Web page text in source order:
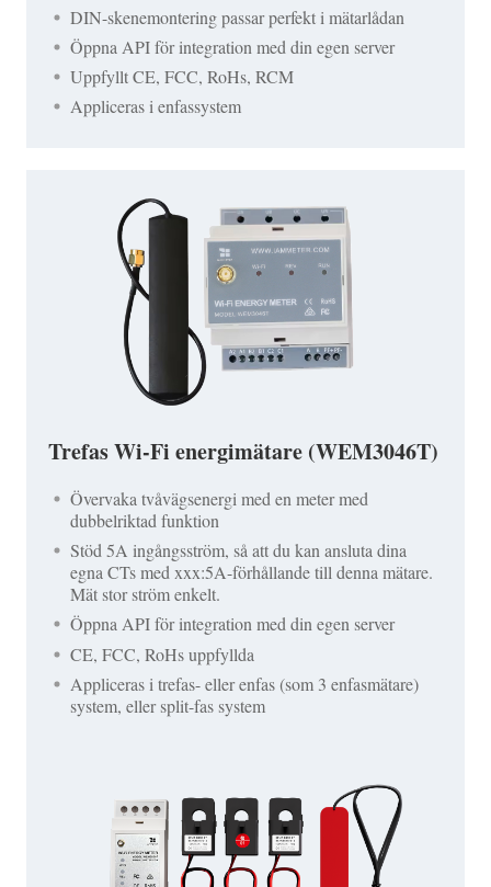
DIN-skenemontering passar perfekt i mätarlådan
Öppna API för integration med din egen server
Uppfyllt CE, FCC, RoHs, RCM
Appliceras i enfassystem
Trefas Wi-Fi energimätare (WEM3046T)
Övervaka tvåvägsenergi med en meter med
dubbelriktad funktion
Stöd 5A ingångsström, så att du kan ansluta dina
egna CTs med xxx:5A-förhållande till denna mätare.
Mät stor ström enkelt.
Öppna API för integration med din egen server
CE, FCC, RoHs uppfyllda
Appliceras i trefas- eller enfas (som 3 enfasmätare)
system, eller split-fas system